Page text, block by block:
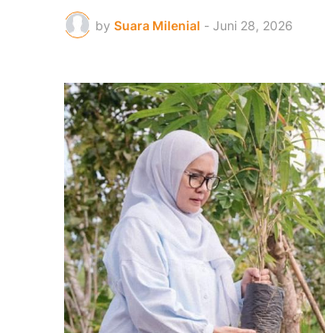
by Suara Milenial - Juni 28, 2026